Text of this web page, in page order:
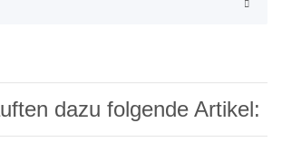
dazu folgende Artikel: